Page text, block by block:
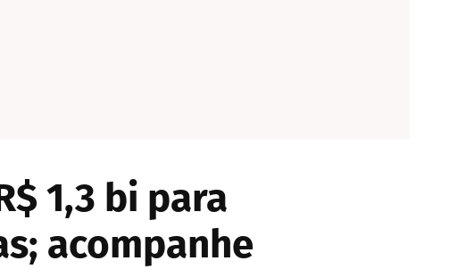
1,3 bi para
acompanhe